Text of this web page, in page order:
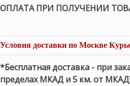
ОПЛАТА ПРИ ПОЛУЧЕНИИ
Условия доставки по Москве
*Бесплатная доставка - при
пределах МКАД и 5 км. от